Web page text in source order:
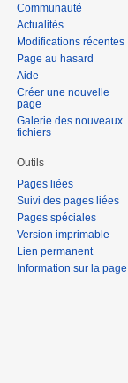
Communauté
Actualités
Modifications récentes
Page au hasard
Aide
Créer une nouvelle
page
Galerie des nouveaux
fichiers
Outils
Pages liées
Suivi des pages liées
Pages spéciales
Version imprimable
Lien permanent
Information sur la page